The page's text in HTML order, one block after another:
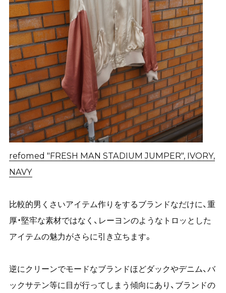
refomed "FRESH MAN STADIUM JUMPER", IVORY,
NAVY
比較的男くさいアイテム作りをするブランドなだけに、重
厚・堅牢な素材ではなく、レーヨンのようなトロッとした
アイテムの魅力がさらに引き立ちます。
逆にクリーンでモードなブランドほどダックやデニム、バ
ックサテン等に目が行ってしまう傾向にあり、ブランドの